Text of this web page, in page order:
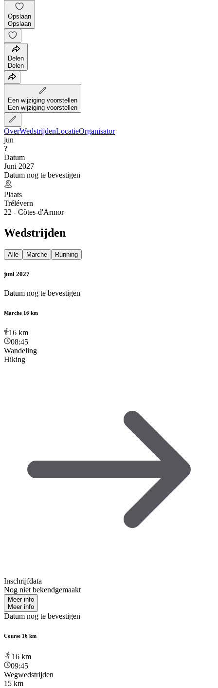
Opslaan
Opslaan
Delen
Delen
Een wijziging voorstellen
Een wijziging voorstellen
OverWedstrijdenLocatieOrganisator
jun
?
Datum
Juni 2027
Datum nog te bevestigen
Plaats
Trélévern
22 - Côtes-d'Armor
Wedstrijden
Alle Marche Running
juni 2027
Datum nog te bevestigen
Marche 16 km
16 km
08:45
Wandeling
Hiking
Inschrijfdata
Nog niet bekendgemaakt
Meer info
Meer info
Datum nog te bevestigen
Course 16 km
16 km
09:45
Wegwedstrijden
15 km